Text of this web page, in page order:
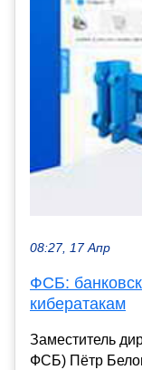
08:27, 17 Апр
ФСБ:
кибератакам
Заместитель
ФСБ) Пётр